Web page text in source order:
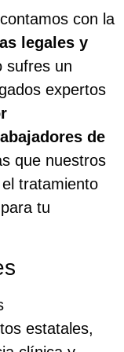
contamos con la
legales y
sufres un
expertos
de
que nuestros
tratamiento
tu
estatales,